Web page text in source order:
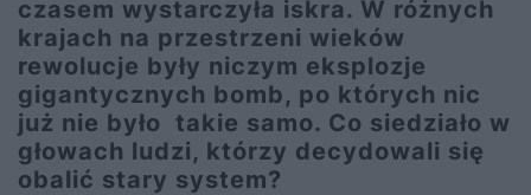
czasem wystarczyła iskra. W różnych
krajach na przestrzeni wieków
rewolucje były niczym eksplozje
gigantycznych bomb, po których nic
już nie było takie samo. Co siedziało w
głowach ludzi, którzy decydowali się
obalić stary system?